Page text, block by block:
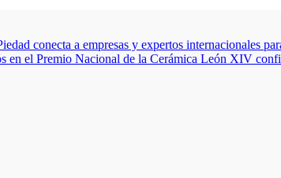
conecta a empresas y expertos internacionales
en el Premio Nacional de la Cerámica León XIV